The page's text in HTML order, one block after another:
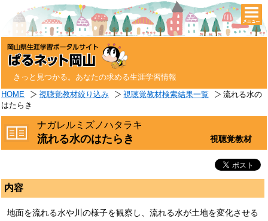
きっと見つかる。あなたの求める生涯学習情報
HOME 視聴覚教材絞り込み 視聴覚教材検索結果一覧
流れる水の
はたらき
ナガレルミズノハタラキ
流れる水のはたらき 視聴覚教材
内容
地面を流れる水や川の様子を観察し、流れる水が土地を変化させる